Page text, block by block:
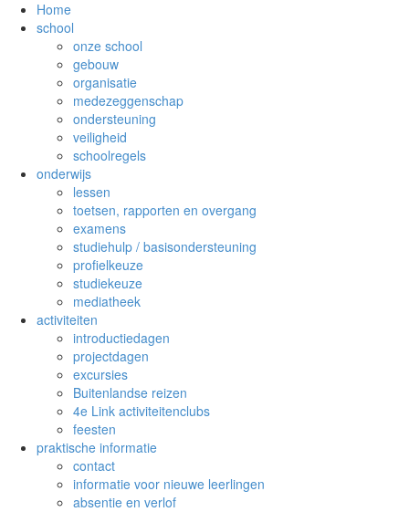
Home
school
onze school
gebouw
organisatie
medezeggenschap
ondersteuning
veiligheid
schoolregels
onderwijs
lessen
toetsen, rapporten en overgang
examens
studiehulp / basisondersteuning
profielkeuze
studiekeuze
mediatheek
activiteiten
introductiedagen
projectdagen
excursies
Buitenlandse reizen
4e Link activiteitenclubs
feesten
praktische informatie
contact
informatie voor nieuwe leerlingen
absentie en verlof